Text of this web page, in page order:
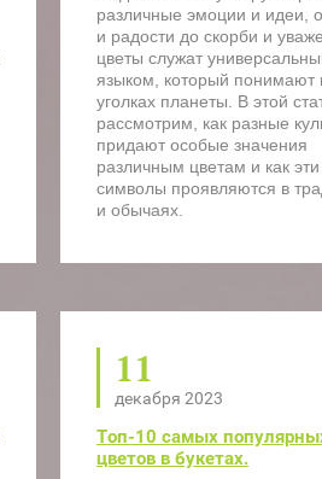
различные эмоции и идеи,
и радости до скорби и
цветы служат
языком, который понимают
уголках планеты. В этой
рассмотрим, как разные
придают особые значения
различным цветам и как эти
символы проявляются в
и обычаях.
11
декабря 2023
Топ-10 самых
цветов в букетах.